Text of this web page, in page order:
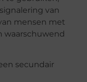
van
mensen met
waarschuwend
secundair